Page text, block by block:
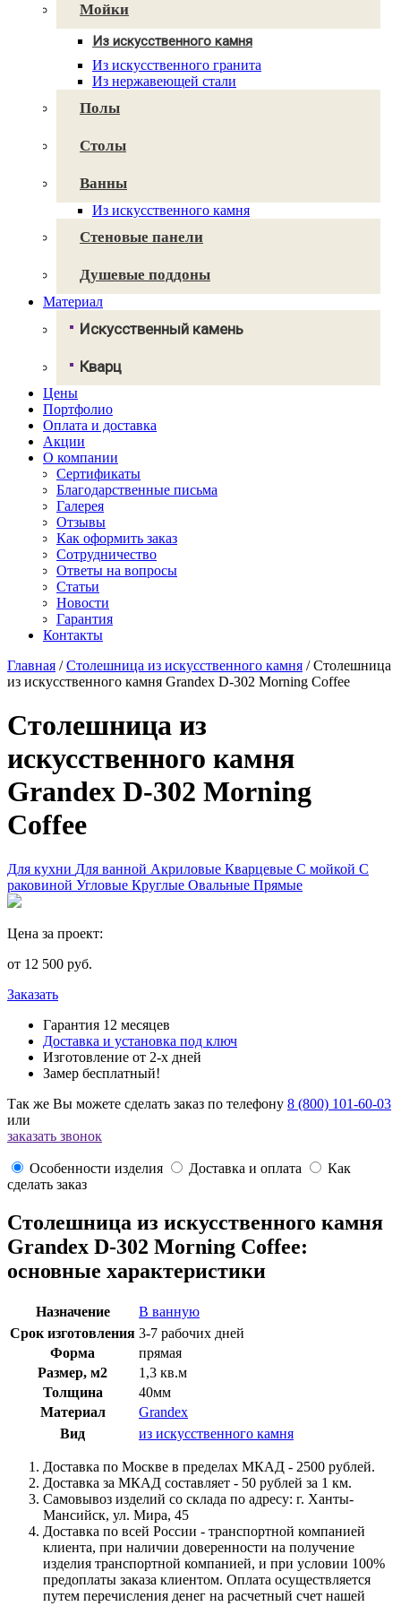
Avant Quartz
Мойки
Из искусственного камня
Для кухни
Для ванной
Из искусственного гранита
Из нержавеющей стали
Полы
Столы
Ванны
Из искусственного камня
Стеновые панели
Душевые поддоны
Материал
Искусственный камень
NeoMarm
Хай-макс
Старон
Ханекс
Акрилика
Кориан
Монтелли
Тристоун
Кварц
СмартКварц
Цезарьстоун
Викостон
Технистон
Камбрия
Плазастон
Цены
Портфолио
Оплата и доставка
Акции
О компании
Сертификаты
Благодарственные письма
Галерея
Отзывы
Как оформить заказ
Сотрудничество
Ответы на вопросы
Статьи
Новости
Гарантия
Контакты
Главная /Столешница из искусственного камня /Столешница
из искусственного камня Grandex D-302 Morning Coffee
Столешница из
искусственного камня
Grandex D-302 Morning
Coffee
Для кухни Для ванной Акриловые Кварцевые С мойкой С
раковиной Угловые Круглые Овальные Прямые
Цена за проект:
от 12 500 руб.
Заказать
Гарантия 12 месяцев
Доставка и установка под ключ
Изготовление от 2-х дней
Замер бесплатный!
Так же Вы можете сделать заказ по телефону 8 (800) 101-60-03
или
заказать звонок
Особенности изделия Доставка и оплата
Как
сделать заказ
Столешница из искусственного камня
Grandex D-302 Morning Coffee:
основные характеристики
Назначение
В ванную
Срок изготовления 3-7 рабочих дней
Форма
прямая
Размер, м2
1,3 кв.м
Толщина
40мм
Материал
Grandex
Вид
из искусственного камня
Доставка по Москве в пределах МКАД - 2500 рублей.
Доставка за МКАД составляет - 50 рублей за 1 км.
Самовывоз изделий со склада по адресу: г. Ханты-
Мансийск, ул. Мира, 45
Доставка по всей России - транспортной компанией
клиента, при наличии доверенности на получение
изделия транспортной компанией, и при условии 100%
предоплаты заказа клиентом. Оплата осуществляется
путем перечисления денег на расчетный счет нашей